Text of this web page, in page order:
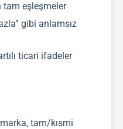
tam eşleşmeler
gibi anlamsız
ticari ifadeler
tam/kısmi